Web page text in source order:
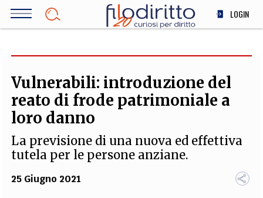
Salta
LOGIN
SOCIETÀ
MEDICINA
SCIENZA
INNOVAZIONE
ALTRO
Vulnerabili: introduzione del
reato di frode patrimoniale a
loro danno
La previsione di una nuova ed effettiva
tutela per le persone anziane.
25 Giugno 2021